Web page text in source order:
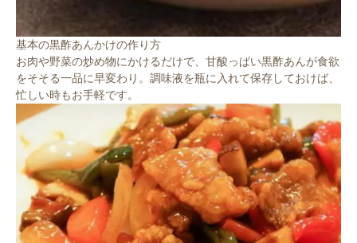
基本の黒酢あんかけの作り方
お肉や野菜の炒め物にかけるだけで、甘酸っぱい黒酢あんが食欲
をそそる一品に早変わり。調味液を瓶に入れて保存しておけば、
忙しい時もお手軽です。